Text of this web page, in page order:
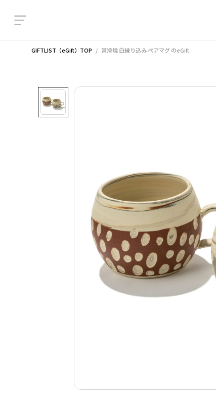
GIFTLIST（eGift）TOP 常滑焼 白練り込み ペアマグのeGift